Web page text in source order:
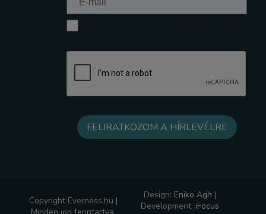
Copyright Everness.hu |
Minden jog fenntartva.
Design: Eniko Agh |
Development: iFocus